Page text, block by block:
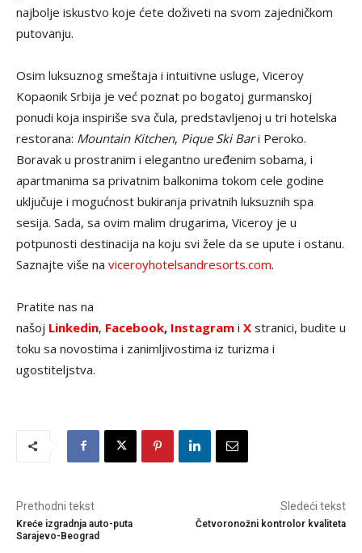
najbolje iskustvo koje ćete doživeti na svom zajedničkom
putovanju.
Osim luksuznog smeštaja i intuitivne usluge, Viceroy
Kopaonik Srbija je već poznat po bogatoj gurmanskoj
ponudi koja inspiriše sva čula, predstavljenoj u tri hotelska
restorana: Mountain Kitchen, Pique Ski Bari Peroko.
Boravak u prostranim i elegantno uređenim sobama, i
apartmanima sa privatnim balkonima tokom cele godine
uključuje i mogućnost bukiranja privatnih luksuznih spa
sesija. Sada, sa ovim malim drugarima, Viceroy je u
potpunosti destinacija na koju svi žele da se upute i ostanu.
Saznajte više na viceroyhotelsandresorts.com.
Pratite nas na
našoj Linkedin, Facebook, Instagram i X stranici, budite u
toku sa novostima i zanimljivostima iz turizma i
ugostiteljstva.
Prethodni tekst
Kreće izgradnja auto-puta
Sarajevo-Beograd
Sledeći tekst
Četvoronožni kontrolor kvaliteta